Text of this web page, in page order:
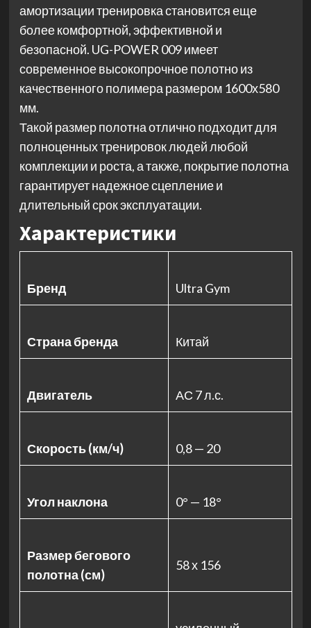
амортизации тренировка становится еще
более комфортной, эффективной и
безопасной. UG-POWER 009 имеет
современное высокопрочное полотно из
качественного полимера размером 1600х580
мм.
Такой размер полотна отлично подходит для
полноценных тренировок людей любой
комплекции и роста, а также, покрытие полотна
гарантирует надежное сцепление и
длительный срок эксплуатации.
Характеристики
Бренд Ultra Gym
Страна бренда Китай
Двигатель АС 7 л.с.
Скорость (км/ч) 0,8 — 20
Угол наклона 0° — 18°
Размер бегового
полотна (см)
58 х 156